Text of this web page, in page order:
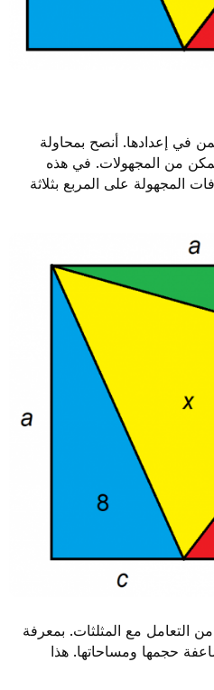
في إعدادها. أنصح بمحاولة
من المجهولات. في هذه
المجهولة على المربع بثلاثة
التعامل مع المثلثات. بمعرفة
حجمها ومساحاتها. هذا